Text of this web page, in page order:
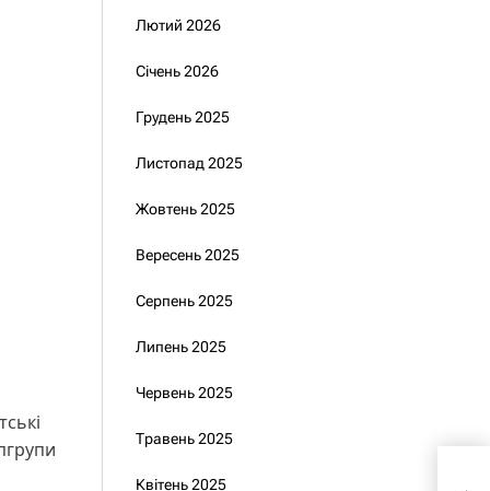
Лютий 2026
Січень 2026
Грудень 2025
Листопад 2025
Жовтень 2025
Вересень 2025
Серпень 2025
Липень 2025
Червень 2025
Травень 2025
Квітень 2025